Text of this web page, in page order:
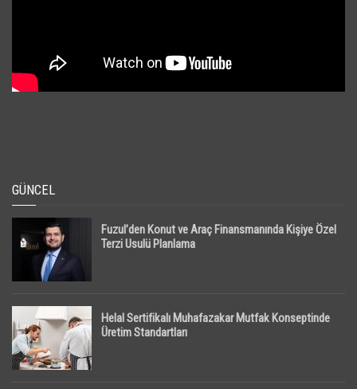
GÜNCEL
Fuzul’den Konut ve Araç Finansmanında Kişiye Özel
Terzi Usulü Planlama
Helal Sertifikalı Muhafazakar Mutfak Konseptinde
Üretim Standartları